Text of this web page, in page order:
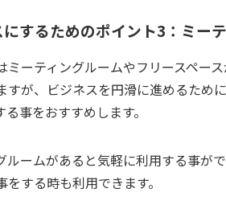
するためのポイント3：ミー
ミーティングルームやフリースペー
すが、ビジネスを円滑に進めるため
事をおすすめします。
ルームがあると気軽に利用する事が
する時も利用できます。